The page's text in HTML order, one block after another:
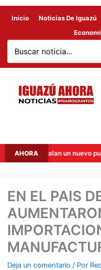
Inicio Noticias De Iguazú
AHORAun nuevo punto de
EN EL PAIS
Deja un comentario / Por